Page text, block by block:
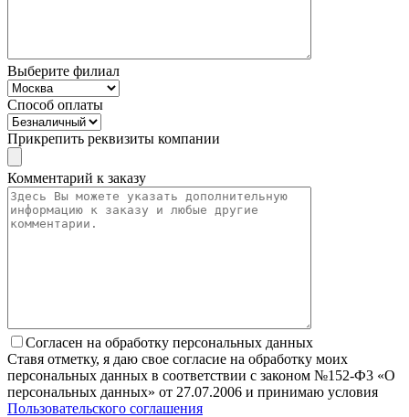
Выберите филиал
Способ оплаты
Прикрепить реквизиты компании
Комментарий к заказу
Согласен на обработку персональных данных
Ставя отметку, я даю свое согласие на обработку моих
персональных данных в соответствии с законом №152-Ф3 «О
персональных данных» от 27.07.2006 и принимаю условия
Пользовательского соглашения